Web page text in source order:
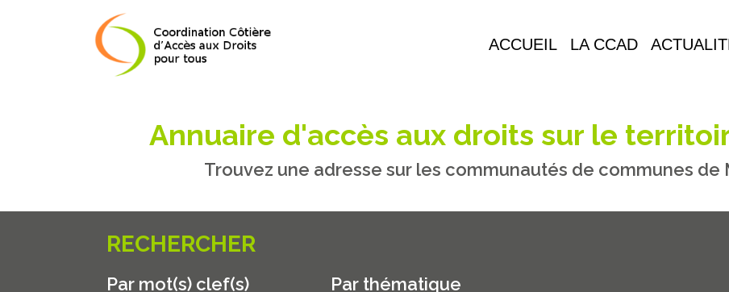
ACCUEIL LA CCAD
Annuaire d'accès aux droits sur le
Trouvez une adresse sur les communautés de communes de
RECHERCHER
Par mot(s) clef(s) Par thématique